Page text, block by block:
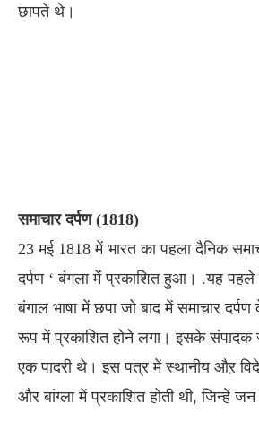
छापते थे।
समाचार दर्पण (1818)
23 मई 1818 में भारत का पहला दैनिक
दर्पण ‘ बंगला में प्रकाशित हुआ। .यह पहले
बंगाल भाषा में छपा जो बाद में समाचार
रूप में प्रकाशित होने लगा। इसके संपादक
एक पादरी थे। इस पत्र में स्थानीय औऱ
और बांग्ला में प्रकाशित होती थी, जिन्हें